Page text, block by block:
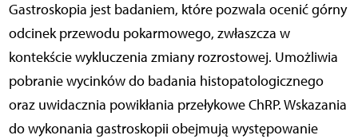
Gastroskopia jest badaniem, które pozwala ocenić górny
odcinek przewodu pokarmowego, zwłaszcza w
kontekście wykluczenia zmiany rozrostowej. Umożliwia
pobranie wycinków do badania histopatologicznego
oraz uwidacznia powikłania przełykowe ChRP. Wskazania
do wykonania gastroskopii obejmują występowanie